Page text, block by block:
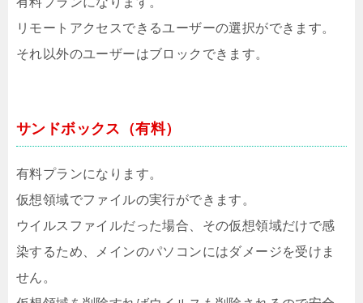
リモートアクセスできるユーザーの選択ができます。
それ以外のユーザーはブロックできます。
サンドボックス（有料）
有料プランになります。
仮想領域でファイルの実行ができます。
ウイルスファイルだった場合、その仮想領域だけで感
染するため、メインのパソコンにはダメージを受けま
せん。